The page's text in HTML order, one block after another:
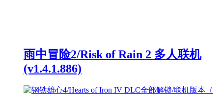
雨中冒险2/Risk of Rain 2 多人联机
(v1.4.1.886)